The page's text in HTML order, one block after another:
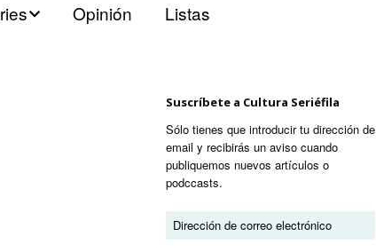
Opinión Listas
Suscríbete a Cultura Seriéfila
Sólo tienes que introducir tu dirección de
email y recibirás un aviso cuando
publiquemos nuevos artículos o
podccasts.